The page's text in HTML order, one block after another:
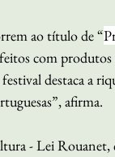
ao título de “
com produtos
destaca a
afirma.
- Lei